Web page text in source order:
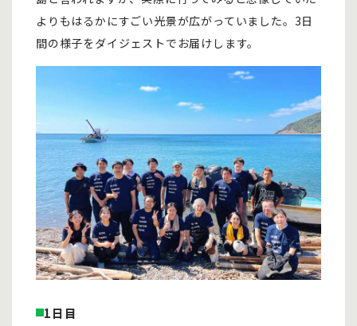
よりもはるかにすごい光景が広がっていました。3日
間の様子をダイジェストでお届けします。
1日目